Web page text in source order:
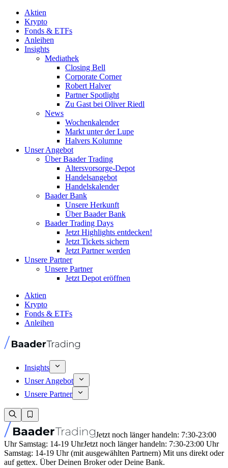
Aktien
Krypto
Fonds & ETFs
Anleihen
Insights
Mediathek
Closing Bell
Corporate Corner
Robert Halver
Partner Spotlight
Zu Gast bei Oliver Riedl
News
Wochenkalender
Markt unter der Lupe
Halvers Kolumne
Unser Angebot
Über Baader Trading
Altersvorsorge-Depot
Handelsangebot
Handelskalender
Baader Bank
Unsere Herkunft
Über Baader Bank
Baader Trading Days
Jetzt Highlights entdecken!
Jetzt Tickets sichern
Jetzt Partner werden
Unsere Partner
Unsere Partner
Jetzt Depot eröffnen
Aktien
Krypto
Fonds & ETFs
Anleihen
Insights
Unser Angebot
Unsere Partner
Jetzt noch länger handeln: 7:30-23:00
Uhr Samstag: 14-19 UhrJetzt noch länger handeln: 7:30-23:00 Uhr
Samstag: 14-19 Uhr (mit ausgewählten Partnern) Mit uns direkt oder
auf gettex. Über Deinen Broker oder Deine Bank.